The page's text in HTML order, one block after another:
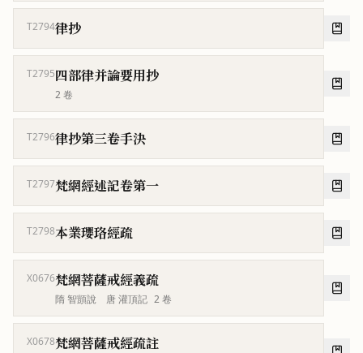
T2794律抄
T2795四部律并論要用抄
2卷
T2796律抄第三卷手決
T2797梵網經述記卷第一
T2798本業瓔珞經疏
X0676梵網菩薩戒經義疏
隋 智顗說 唐 灌頂記 2卷
X0678梵網菩薩戒經疏註